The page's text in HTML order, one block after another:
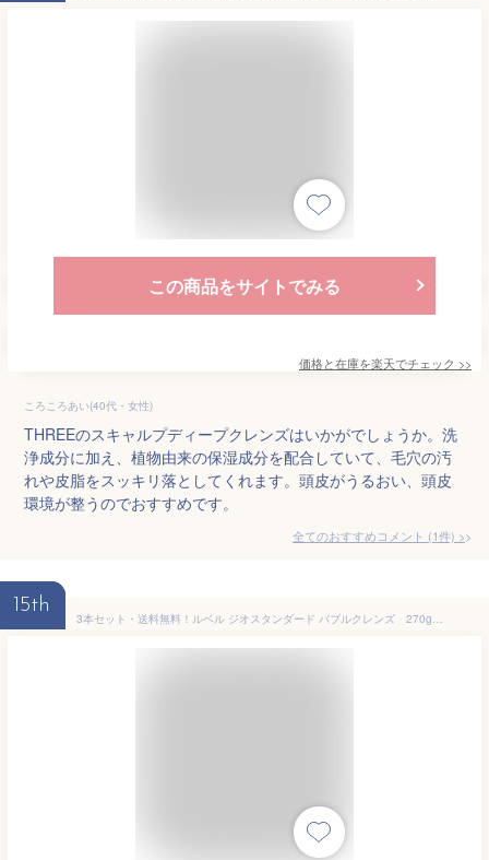
この商品をサイトでみる
価格と在庫を楽天でチェック >>
ころころあい(40代・女性)
THREEのスキャルプディープクレンズはいかがでしょうか。洗
浄成分に加え、植物由来の保湿成分を配合していて、毛穴の汚
れや皮脂をスッキリ落としてくれます。頭皮がうるおい、頭皮
環境が整うのでおすすめです。
全てのおすすめコメント (1件) >
15th
3本セット・送料無料！ルベル ジオスタンダード バブルクレンズ 270g｜頭皮用クレンジング メンズ Men'S ジオシリーズ 男のヘアケア THEO ※一部地域対象外